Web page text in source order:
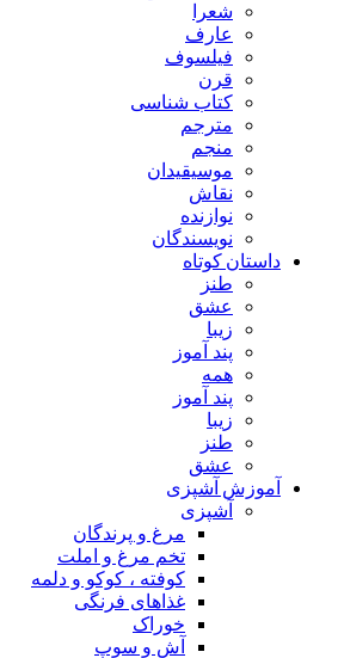
شعرا
عارف
فیلسوف
قرن
کتاب شناسی
مترجم
منجم
موسیقیدان
نقاش
نوازنده
نویسندگان
داستان کوتاه
طنز
عشق
زیبا
پند آموز
همه
پند آموز
زیبا
طنز
عشق
آموزش آشپزی
آشپزی
مرغ و پرندگان
تخم مرغ و املت
کوفته ، کوکو و دلمه
غذاهای فرنگی
خوراک
آش و سوپ